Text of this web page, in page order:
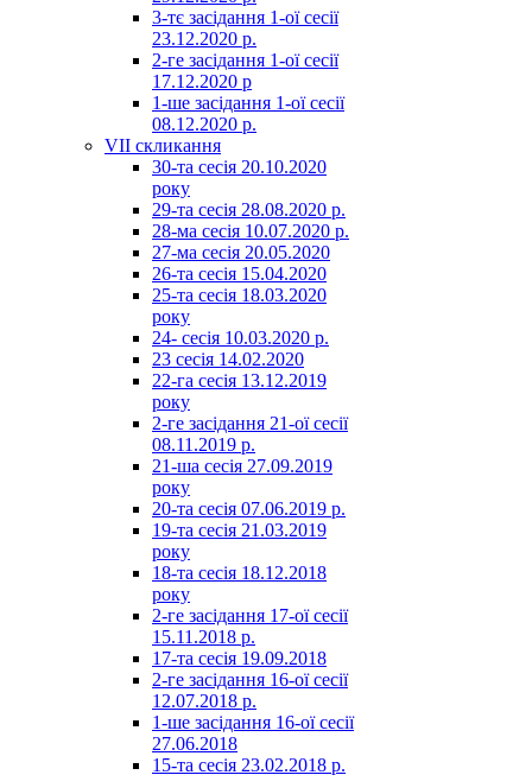
3-тє засідання 1-ої сесії
23.12.2020 р.
2-ге засідання 1-ої сесії
17.12.2020 р
1-ше засідання 1-ої сесії
08.12.2020 р.
VII скликання
30-та сесія 20.10.2020
року
29-та сесія 28.08.2020 р.
28-ма сесія 10.07.2020 р.
27-ма сесія 20.05.2020
26-та сесія 15.04.2020
25-та сесія 18.03.2020
року
24- сесія 10.03.2020 р.
23 сесія 14.02.2020
22-га сесія 13.12.2019
року
2-ге засідання 21-ої сесії
08.11.2019 р.
21-ша сесія 27.09.2019
року
20-та сесія 07.06.2019 р.
19-та сесія 21.03.2019
року
18-та сесія 18.12.2018
року
2-ге засідання 17-ої сесії
15.11.2018 р.
17-та сесія 19.09.2018
2-ге засідання 16-ої сесії
12.07.2018 р.
1-ше засідання 16-ої сесії
27.06.2018
15-та сесія 23.02.2018 р.